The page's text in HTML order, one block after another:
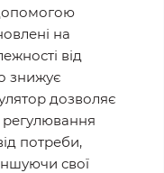
на
від
знижує
дозволяє
потреби,
свої